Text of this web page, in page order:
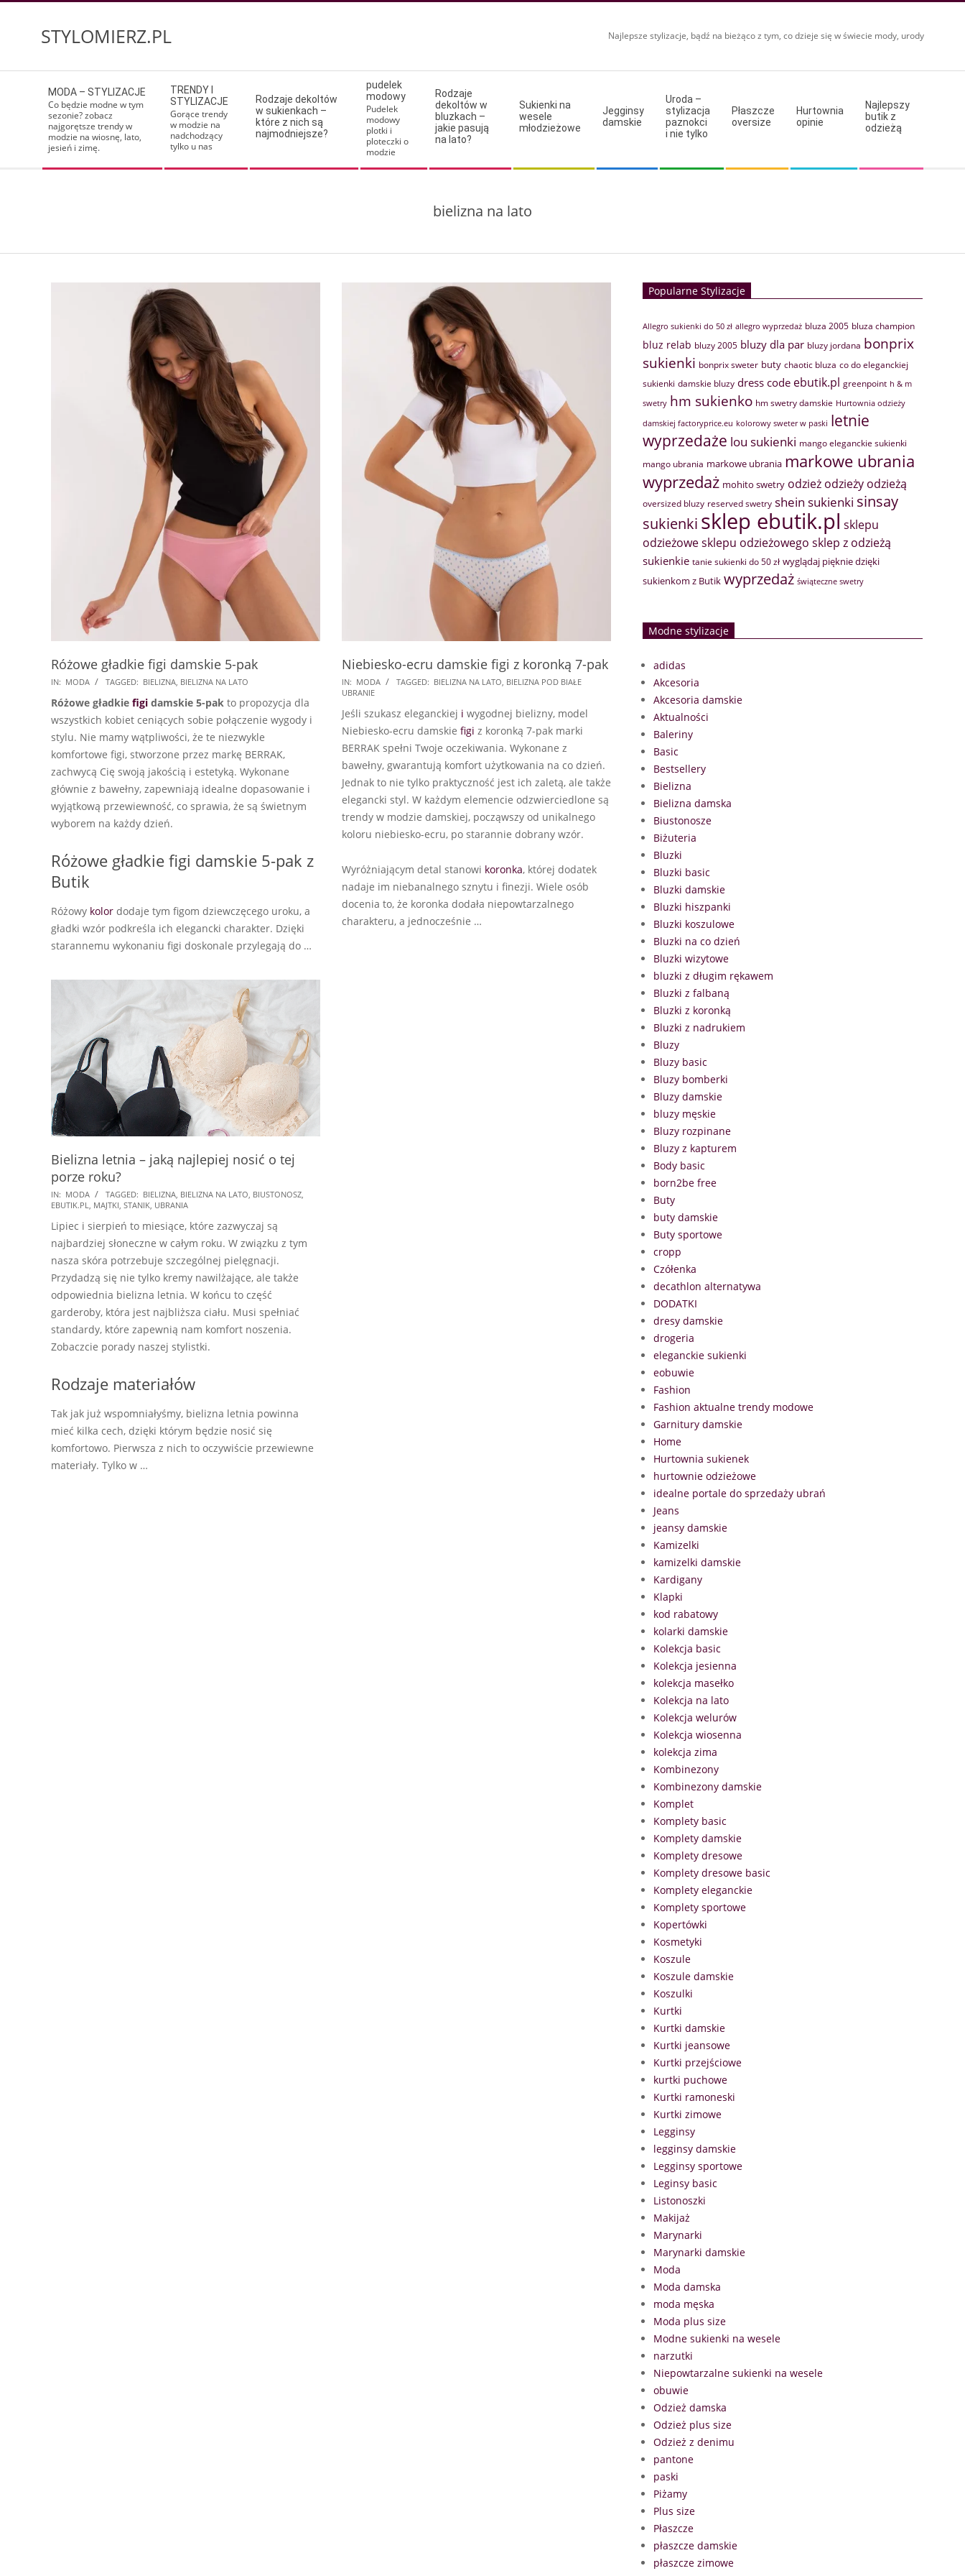
STYLOMIERZ.PL Najlepsze stylizacje, bądź na bieżąco z tym, co dzieje się w świecie mody, urody
Navigation
Menu
MODA – STYLIZACJE
Co będzie modne w tym
sezonie? zobacz
najgorętsze trendy w
modzie na wiosnę, lato,
jesień i zimę.
TRENDY I
STYLIZACJE
Gorące trendy
w modzie na
nadchodzący
tylko u nas
Rodzaje dekoltów
w sukienkach –
które z nich są
najmodniejsze?
pudelek
modowy
Pudelek
modowy
plotki i
ploteczki o
modzie
Rodzaje
dekoltów w
bluzkach –
jakie pasują
na lato?
Sukienki na
wesele
młodzieżowe
Jegginsy
damskie
Uroda –
stylizacja
paznokci
i nie tylko
Płaszcze
oversize
Hurtownia
opinie
Najlepszy
butik z
odzieżą
bielizna na lato
Różowe gładkie figi damskie 5-pak
2024-
06-
17
IN: MODA TAGGED: BIELIZNA, BIELIZNA NA LATO
Różowe gładkie figi damskie 5-pak to propozycja dla
wszystkich kobiet ceniących sobie połączenie wygody i
stylu. Nie mamy wątpliwości, że te niezwykle
komfortowe figi, stworzone przez markę BERRAK,
zachwycą Cię swoją jakością i estetyką. Wykonane
głównie z bawełny, zapewniają idealne dopasowanie i
wyjątkową przewiewność, co sprawia, że są świetnym
wyborem na każdy dzień.
Różowe gładkie figi damskie 5-pak z
Butik
Różowy kolor dodaje tym figom dziewczęcego uroku, a
gładki wzór podkreśla ich elegancki charakter. Dzięki
starannemu wykonaniu figi doskonale przylegają do …
Niebiesko-ecru damskie figi z koronką 7-pak
2024-
06-
12
IN: MODA TAGGED: BIELIZNA NA LATO, BIELIZNA POD BIAŁE
UBRANIE
Jeśli szukasz eleganckiej i wygodnej bielizny, model
Niebiesko-ecru damskie figi z koronką 7-pak marki
BERRAK spełni Twoje oczekiwania. Wykonane z
bawełny, gwarantują komfort użytkowania na co dzień.
Jednak to nie tylko praktyczność jest ich zaletą, ale także
elegancki styl. W każdym elemencie odzwierciedlone są
trendy w modzie damskiej, począwszy od unikalnego
koloru niebiesko-ecru, po starannie dobrany wzór.
Wyróżniającym detal stanowi koronka, której dodatek
nadaje im niebanalnego sznytu i finezji. Wiele osób
docenia to, że koronka dodała niepowtarzalnego
charakteru, a jednocześnie …
Bielizna letnia – jaką najlepiej nosić o tej
porze roku?
2018-
07-
13
IN: MODA TAGGED: BIELIZNA BIELIZNA NA LATO BIUSTONOSZ
EBUTIK.PL
MAJTKI STANIK UBRANIA
Lipiec i sierpień to miesiące, które zazwyczaj są
najbardziej słoneczne w całym roku. W związku z tym
nasza skóra potrzebuje szczególnej pielęgnacji.
Przydadzą się nie tylko kremy nawilżające, ale także
odpowiednia bielizna letnia. W końcu to część
garderoby, która jest najbliższa ciału. Musi spełniać
standardy, które zapewnią nam komfort noszenia.
Zobaczcie porady naszej stylistki.
Rodzaje materiałów
Tak jak już wspomniałyśmy, bielizna letnia powinna
mieć kilka cech, dzięki którym będzie nosić się
komfortowo. Pierwsza z nich to oczywiście przewiewne
materiały. Tylko w …
Popularne Stylizacje
Allegro sukienki do 50 zł allegro wyprzedaż bluza 2005 bluza champion
bluz relab bluzy 2005 bluzy dla par bluzy jordana bonprix
sukienki bonprix sweter buty chaotic bluza co do eleganckiej
sukienki damskie bluzy dress code ebutik.pl greenpoint h & m
swetry hm sukienko hm swetry damskie Hurtownia odzieży
damskiej factoryprice.eu kolorowy sweter w paski letnie
wyprzedaże lou sukienki mango eleganckie sukienki
mango ubrania markowe ubrania markowe ubrania
wyprzedaż mohito swetry odzież odzieży odzieżą
oversized bluzy reserved swetry shein sukienki sinsay
sukienki sklep ebutik.pl sklepu
odzieżowesklepu odzieżowego sklep z odzieżą
sukienkie tanie sukienki do 50 zł wyglądaj pięknie dzięki
sukienkom z Butik wyprzedaż świąteczne swetry
Modne stylizacje
adidas
Akcesoria
Akcesoria damskie
Aktualności
Baleriny
Basic
Bestsellery
Bielizna
Bielizna damska
Biustonosze
Biżuteria
Bluzki
Bluzki basic
Bluzki damskie
Bluzki hiszpanki
Bluzki koszulowe
Bluzki na co dzień
Bluzki wizytowe
bluzki z długim rękawem
Bluzki z falbaną
Bluzki z koronką
Bluzki z nadrukiem
Bluzy
Bluzy basic
Bluzy bomberki
Bluzy damskie
bluzy męskie
Bluzy rozpinane
Bluzy z kapturem
Body basic
born2be free
Buty
buty damskie
Buty sportowe
cropp
Czółenka
decathlon alternatywa
DODATKI
dresy damskie
drogeria
eleganckie sukienki
eobuwie
Fashion
Fashion aktualne trendy modowe
Garnitury damskie
Home
Hurtownia sukienek
hurtownie odzieżowe
idealne portale do sprzedaży ubrań
Jeans
jeansy damskie
Kamizelki
kamizelki damskie
Kardigany
Klapki
kod rabatowy
kolarki damskie
Kolekcja basic
Kolekcja jesienna
kolekcja masełko
Kolekcja na lato
Kolekcja welurów
Kolekcja wiosenna
kolekcja zima
Kombinezony
Kombinezony damskie
Komplet
Komplety basic
Komplety damskie
Komplety dresowe
Komplety dresowe basic
Komplety eleganckie
Komplety sportowe
Kopertówki
Kosmetyki
Koszule
Koszule damskie
Koszulki
Kurtki
Kurtki damskie
Kurtki jeansowe
Kurtki przejściowe
kurtki puchowe
Kurtki ramoneski
Kurtki zimowe
Legginsy
legginsy damskie
Legginsy sportowe
Leginsy basic
Listonoszki
Makijaż
Marynarki
Marynarki damskie
Moda
Moda damska
moda męska
Moda plus size
Modne sukienki na wesele
narzutki
Niepowtarzalne sukienki na wesele
obuwie
Odzież damska
Odzież plus size
Odzież z denimu
pantone
paski
Piżamy
Plus size
Płaszcze
płaszcze damskie
płaszcze zimowe